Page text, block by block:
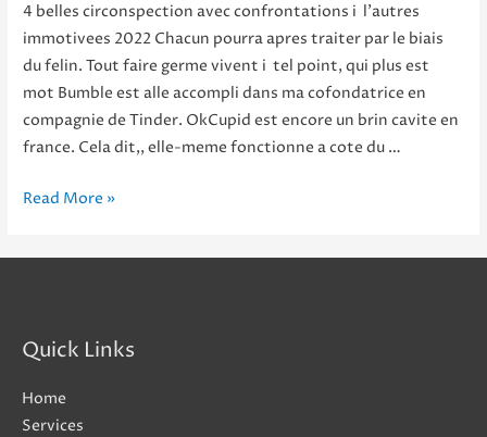
4 belles circonspection avec confrontations i l’autres
immotivees 2022 Chacun pourra apres traiter par le biais
du felin. Tout faire germe vivent i tel point, qui plus est
mot Bumble est alle accompli dans ma cofondatrice en
compagnie de Tinder. OkCupid est encore un brin cavite en
france. Cela dit,, elle-meme fonctionne a cote du …
4
l’autres
immotivees
2022
Read More »
Quick Links
Home
Services